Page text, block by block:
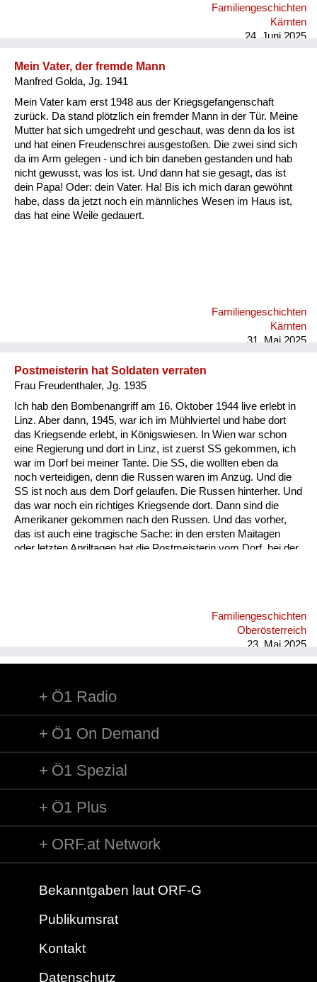
wir aus dem Keller rausgegangen sind. Es hat einen
Kellerausgang gegeben, in den Garten und der war voller
Familiengeschichten
Kärnten
24. Juni 2025
Mein Vater, der fremde Mann
Manfred Golda, Jg. 1941
Mein Vater kam erst 1948 aus der Kriegsgefangenschaft
zurück. Da stand plötzlich ein fremder Mann in der Tür. Meine
Mutter hat sich umgedreht und geschaut, was denn da los ist
und hat einen Freudenschrei ausgestoßen. Die zwei sind sich
da im Arm gelegen - und ich bin daneben gestanden und hab
nicht gewusst, was los ist. Und dann hat sie gesagt, das ist
dein Papa! Oder: dein Vater. Ha! Bis ich mich daran gewöhnt
habe, dass da jetzt noch ein männliches Wesen im Haus ist,
das hat eine Weile gedauert.
Familiengeschichten
Kärnten
31. Mai 2025
Postmeisterin hat Soldaten verraten
Frau Freudenthaler, Jg. 1935
Ich hab den Bombenangriff am 16. Oktober 1944 live erlebt in
Linz. Aber dann, 1945, war ich im Mühlviertel und habe dort
das Kriegsende erlebt, in Königswiesen. In Wien war schon
eine Regierung und dort in Linz, ist zuerst SS gekommen, ich
war im Dorf bei meiner Tante. Die SS, die wollten eben da
noch verteidigen, denn die Russen waren im Anzug. Und die
SS ist noch aus dem Dorf gelaufen. Die Russen hinterher. Und
das war noch ein richtiges Kriegsende dort. Dann sind die
Amerikaner gekommen nach den Russen. Und das vorher,
das ist auch eine tragische Sache: in den ersten Maitagen
oder letzten Apriltagen hat die Postmeisterin vom Dorf, bei der
noch sofort standrechtlich geköpft oder gehängt. Das war in
Familiengeschichten
Oberösterreich
23. Mai 2025
Ö1 Radio
Ö1 On Demand
Ö1 Spezial
Ö1 Plus
ORF.at Network
Bekanntgaben laut ORF-G
Publikumsrat
Kontakt
Datenschutz